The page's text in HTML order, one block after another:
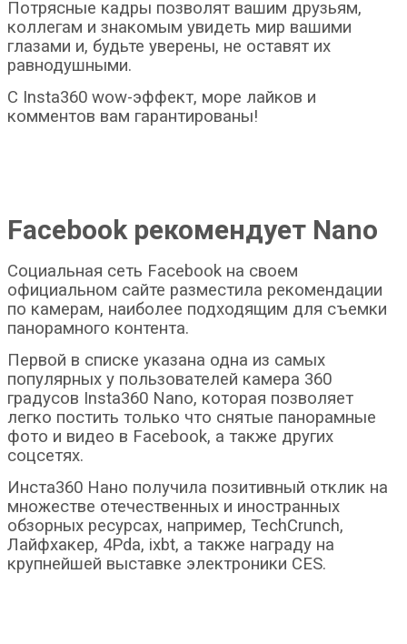
Потрясные кадры позволят вашим друзьям,
коллегам и знакомым увидеть мир вашими
глазами и, будьте уверены, не оставят их
равнодушными.
С Insta360 wow-эффект, море лайков и
комментов вам гарантированы!
Facebook рекомендует Nano
Социальная сеть Facebook на своем
официальном сайте разместила рекомендации
по камерам, наиболее подходящим для съемки
панорамного контента.
Первой в списке указана одна из самых
популярных у пользователей камера 360
градусов Insta360 Nano, которая позволяет
легко постить только что снятые панорамные
фото и видео в Facebook, а также других
соцсетях.
Инста360 Нано получила позитивный отклик на
множестве отечественных и иностранных
обзорных ресурсах, например, TechCrunch,
Лайфхакер, 4Pda, ixbt, а также награду на
крупнейшей выставке электроники CES.